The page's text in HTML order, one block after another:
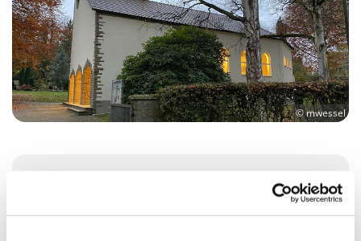
© mwessel
Sonntag, 28. Dezember 2025, 10:00
Uhr